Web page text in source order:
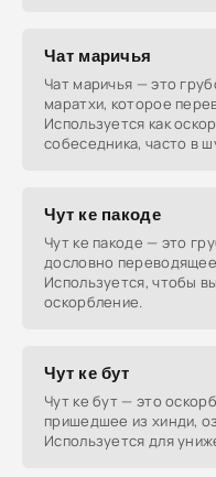
Чат маричья
Чат маричья — это
маратхи, которое
Используется как
собеседника, часто в
Чут ке пакоде
Чут ке пакоде — это
дословно
Используется, чтобы
оскорбление.
Чут ке бут
Чут ке бут — это
пришедшее из хинди,
Используется для